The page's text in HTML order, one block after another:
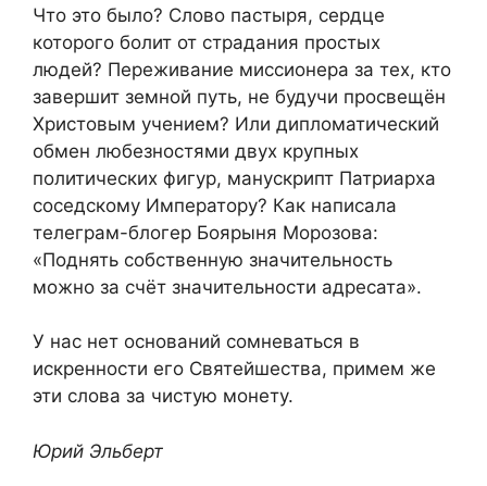
Что это было? Слово пастыря, сердце
которого болит от страдания простых
людей? Переживание миссионера за тех, кто
завершит земной путь, не будучи просвещён
Христовым учением? Или дипломатический
обмен любезностями двух крупных
политических фигур, манускрипт Патриарха
соседскому Императору? Как написала
телеграм-блогер Боярыня Морозова:
«Поднять собственную значительность
можно за счёт значительности адресата».
У нас нет оснований сомневаться в
искренности его Святейшества, примем же
эти слова за чистую монету.
Юрий Эльберт